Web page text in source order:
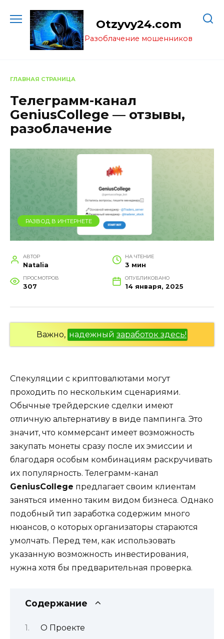
содержанию
Otzyvy24.com
Разоблачение мошенников
ГЛАВНАЯ СТРАНИЦА
Телеграмм-канал
GeniusCollege — отзывы,
разоблачение
РАЗВОД В ИНТЕРНЕТЕ
АВТОР
Natalia
НА ЧТЕНИЕ
3 мин
ПРОСМОТРОВ
307
ОПУБЛИКОВАНО
14 января, 2025
Важно, надежный заработок здесь!
Спекуляции с криптовалютами могут
проходить по нескольким сценариями.
Обычные трейдерские сделки имеют
отличную альтернативу в виде пампинга. Это
значит, что коммерсант имеет возможность
закупать монеты сразу после их эмиссии и
благодаря особым комбинациям раскручивать
их популярность. Телеграмм-канал
GeniusCollege предлагает своим клиентам
заняться именно таким видом бизнеса. Однако
подобный тип заработка содержим много
нюансов, о которых организаторы стараются
умолчать. Перед тем, как использовать
указанную возможность инвестирования,
нужна хотя бы предварительная проверка.
Содержание
О Проекте